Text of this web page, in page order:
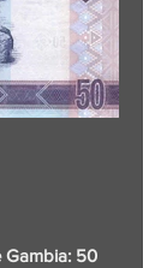
Gambia: 50